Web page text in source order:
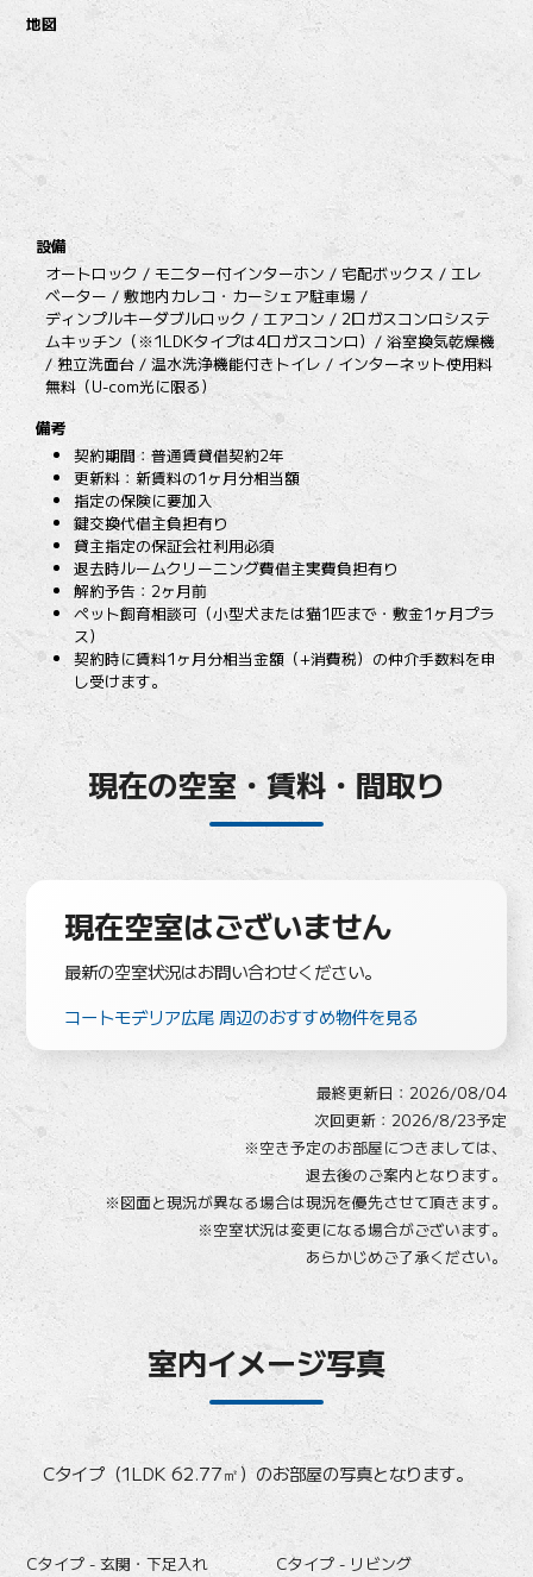
地図
設備
オートロック / モニター付インターホン / 宅配ボックス / エレ
ベーター / 敷地内カレコ・カーシェア駐車場 /
ディンプルキーダブルロック / エアコン / 2口ガスコンロシステ
ムキッチン（※1LDKタイプは4口ガスコンロ）/ 浴室換気乾燥機
/ 独立洗面台 / 温水洗浄機能付きトイレ / インターネット使用料
無料（U-com光に限る）
備考
契約期間：普通賃貸借契約2年
更新料：新賃料の1ヶ月分相当額
指定の保険に要加入
鍵交換代借主負担有り
貸主指定の保証会社利用必須
退去時ルームクリーニング費借主実費負担有り
解約予告：2ヶ月前
ペット飼育相談可（小型犬または猫1匹まで・敷金1ヶ月プラ
ス）
契約時に賃料1ヶ月分相当金額（+消費税）の仲介手数料を申
し受けます。
現在の空室・賃料・間取り
現在空室はございません
最新の空室状況はお問い合わせください。
コートモデリア広尾 周辺のおすすめ物件を見る
最終更新日： 2026/08/04
次回更新：2026/8/23予定
※空き予定のお部屋につきましては、
退去後のご案内となります。
※図面と現況が異なる場合は現況を優先させて頂きます。
※空室状況は変更になる場合がございます。
あらかじめご了承ください。
室内イメージ写真
Cタイプ（1LDK 62.77㎡）のお部屋の写真となります。
Cタイプ - 玄関・下足入れ Cタイプ - リビング